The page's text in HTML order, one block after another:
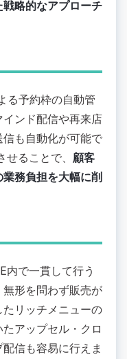
略的なアプローチ
る予約枠の自動管
ンド配信や再来店
も自動化が可能で
ることで、 顧客
務負担を大幅に削
内で一貫して行う
形を問わず販売が
リッチメニューの
アップセル・クロ
信も容易に行えま